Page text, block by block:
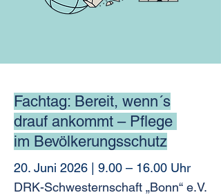
Fachtag: Bereit, wenn´s
drauf ankommt – Pflege
im Bevölkerungsschutz
20. Juni 2026 | 9.00 – 16.00 Uhr
DRK-Schwesternschaft „Bonn“ e.V.